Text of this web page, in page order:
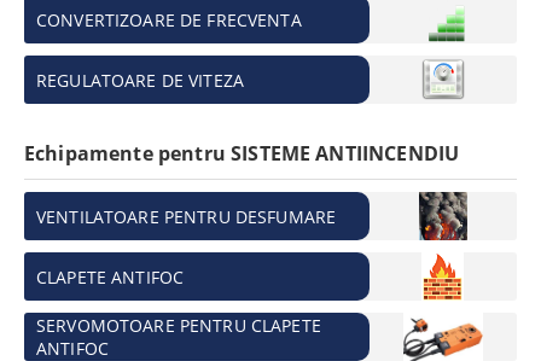
CONVERTIZOARE DE FRECVENTA
REGULATOARE DE VITEZA
Echipamente pentru SISTEME ANTIINCENDIU
VENTILATOARE PENTRU DESFUMARE
CLAPETE ANTIFOC
SERVOMOTOARE PENTRU CLAPETE
ANTIFOC